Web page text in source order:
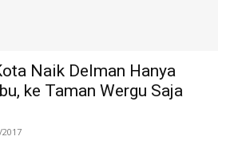
Naik Delman Hanya
ke Taman Wergu Saja